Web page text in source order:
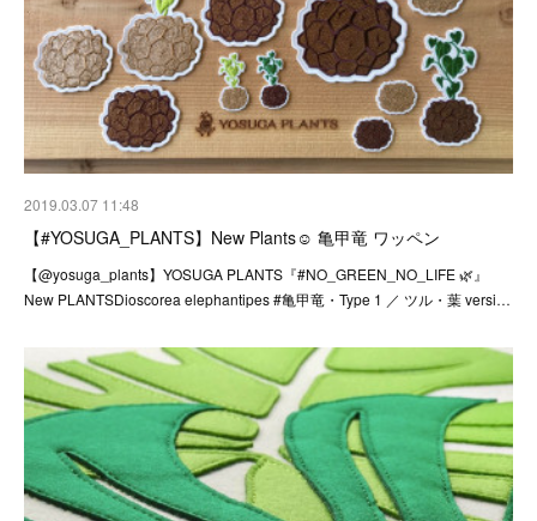
2019.03.07 11:48
【#YOSUGA_PLANTS】New Plants☺︎ 亀甲竜 ワッペン
【@yosuga_plants】YOSUGA PLANTS『#NO_GREEN_NO_LIFE 🌿』
New PLANTSDioscorea elephantipes #亀甲竜・Type 1 ／ ツル・葉 versi…